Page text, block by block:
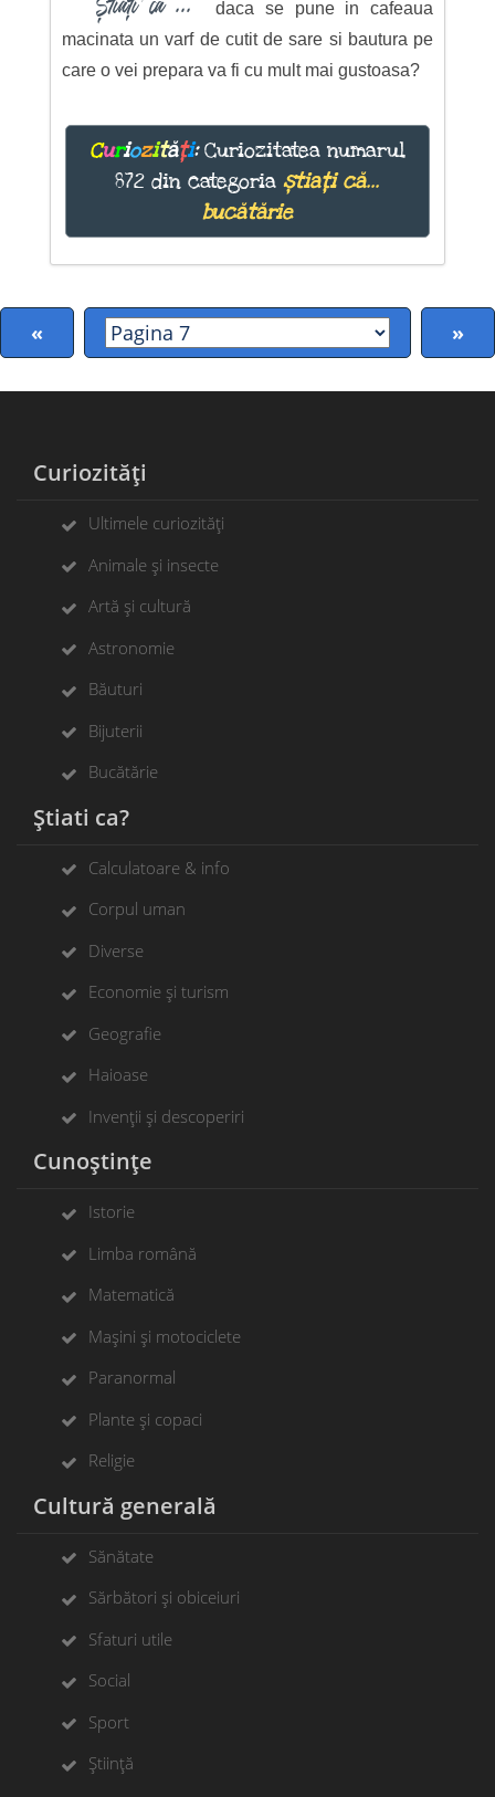
Știați că ...
daca se pune in cafeaua
macinata un varf de cutit de sare si bautura pe
care o vei prepara va fi cu mult mai gustoasa?
Curiozități:Curiozitatea numarul
872 din categoriaștiați că...
bucătărie
« »
Curiozități
Ultimele curiozități
Animale și insecte
Artă și cultură
Astronomie
Băuturi
Bijuterii
Bucătărie
Știati ca?
Calculatoare & info
Corpul uman
Diverse
Economie și turism
Geografie
Haioase
Invenții și descoperiri
Cunoștințe
Istorie
Limba română
Matematică
Mașini și motociclete
Paranormal
Plante și copaci
Religie
Cultură generală
Sănătate
Sărbători și obiceiuri
Sfaturi utile
Social
Sport
Știință